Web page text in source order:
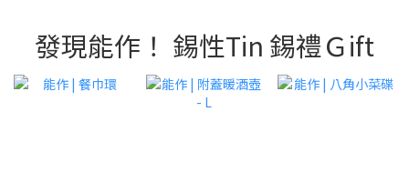
發現能作！ 錫性Tin 錫禮Ｇift